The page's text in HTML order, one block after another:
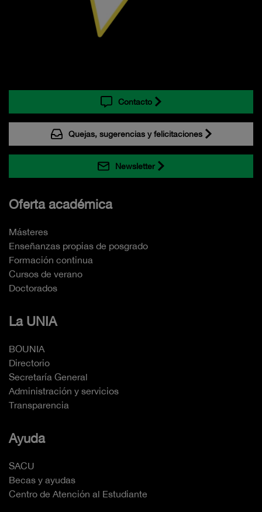
Contacto
Quejas, sugerencias y felicitaciones
Newsletter
Oferta académica
Másteres
Enseñanzas propias de posgrado
Formación continua
Cursos de verano
Doctorados
La UNIA
BOUNIA
Directorio
Secretaría General
Administración y servicios
Transparencia
Ayuda
SACU
Becas y ayudas
Centro de Atención al Estudiante